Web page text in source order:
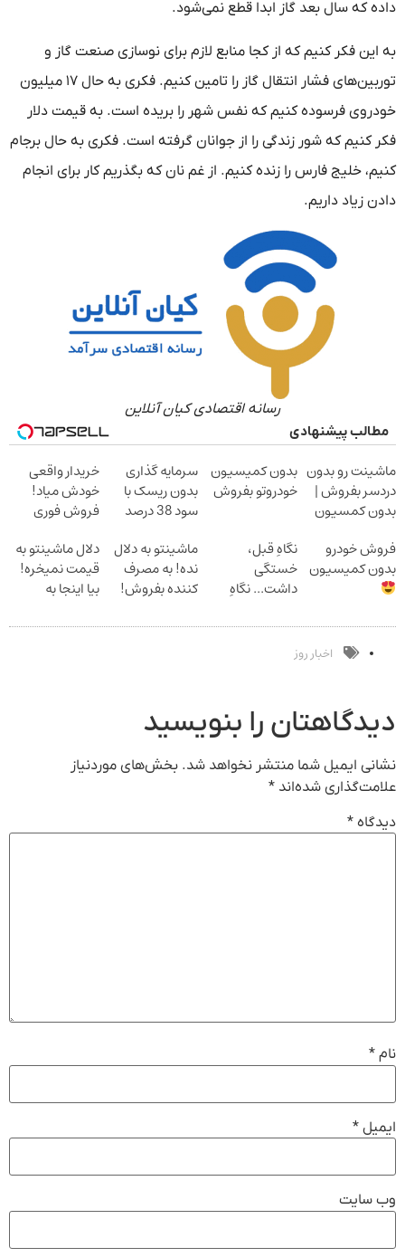
داده که سال بعد گاز ابدا قطع نمی‌شود.
به این فکر کنیم که از کجا منابع لازم برای نوسازی صنعت گاز و
توربین‌های فشار انتقال گاز را تامین کنیم. فکری به حال ۱۷ میلیون
خودروی فرسوده کنیم که نفس شهر را بریده است. به قیمت دلار
فکر کنیم که شور زندگی را از جوانان گرفته است. فکری به حال برجام
کنیم، خلیج فارس را زنده کنیم. از غم نان که بگذریم کار برای انجام
دادن زیاد داریم.
رسانه اقتصادی کیان آنلاین
مطالب پیشنهادی
ماشینت رو بدون
دردسر بفروش |
بدون کمسیون
بدون کمیسیون
خودروتو بفروش
سرمایه گذاری
بدون ریسک با
سود 38 درصد
خریدار واقعی
خودش میاد!
فروش فوری
مکانیک
فروش خودرو
بدون کمیسیون
نگاهِ قبل،
خستگی
داشت... نگاهِ
بلفا با 25%
تخفیف
ماشینتو به دلال
نده! به مصرف
کننده بفروش!
یک تماس
دلال ماشینتو به
قیمت نمیخره!
بیا اینجا به
بفروش*فقط
اخبار روز
دیدگاهتان را بنویسید
نشانی ایمیل شما منتشر نخواهد شد. بخش‌های موردنیاز
علامت‌گذاری شده‌اند *
دیدگاه *
نام *
ایمیل *
وب‌ سایت